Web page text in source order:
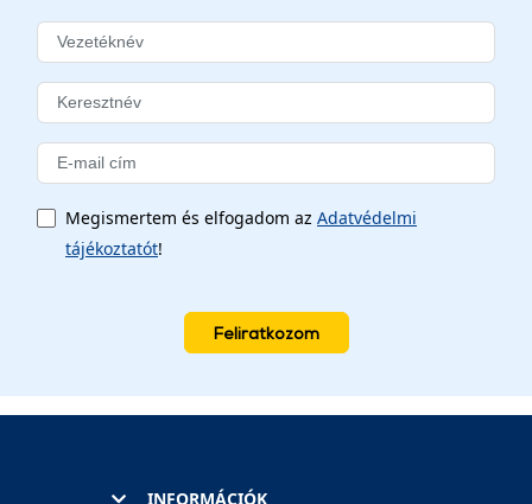
Megismertem és elfogadom az Adatvédelmi
tájékoztatót!
Feliratkozom
INFORMÁCIÓK